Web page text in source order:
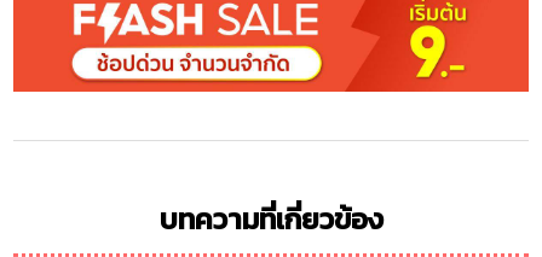
บทความที่เกี่ยวข้อง